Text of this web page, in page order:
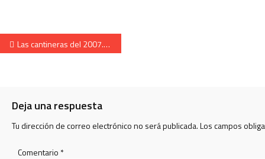
Navegación de entradas
Las cantineras del 2007. Tradicional fotografía común en el Casino de Irún.
Deja una respuesta
Tu dirección de correo electrónico no será publicada.Los campos
Comentario *